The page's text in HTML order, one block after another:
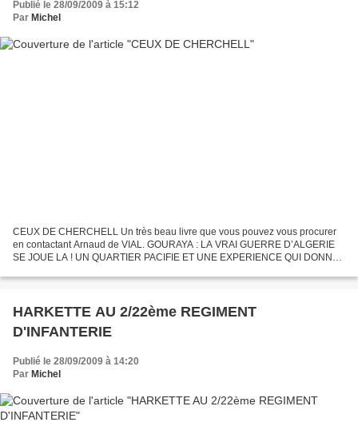
Publié le 28/09/2009 à 15:12
Par Michel
CEUX DE CHERCHELL Un très beau livre que vous pouvez vous procurer
en contactant Arnaud de VIAL. GOURAYA : LA VRAI GUERRE D’ALGERIE
SE JOUE LA ! UN QUARTIER PACIFIE ET UNE EXPERIENCE QUI DONNE
HARKETTE AU 2/22ème REGIMENT
D'INFANTERIE
Publié le 28/09/2009 à 14:20
Par Michel